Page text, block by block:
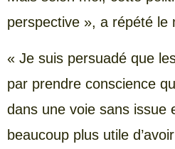
perspective », a répété le
« Je suis persuadé que
par prendre conscience
dans une voie sans issue
beaucoup plus utile